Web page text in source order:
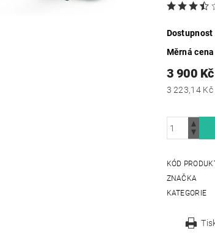
Dostupnost
Měrná cena
3 900 Kč
KÓD
ZNAČKA
KATEGORIE